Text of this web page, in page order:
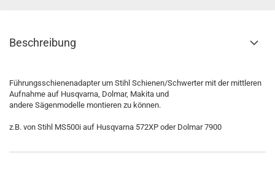
Beschreibung
Führungsschienenadapter um Stihl Schienen/Schwerter mit der mittleren
Aufnahme auf Husqvarna, Dolmar, Makita und
andere Sägenmodelle montieren zu können.
z.B. von Stihl MS500i auf Husqvarna 572XP oder Dolmar 7900